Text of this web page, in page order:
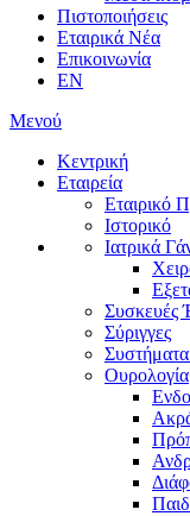
Πιστοποιήσεις
Εταιρικά Νέα
Επικοινωνία
EN
Μενού
Κεντρική
Εταιρεία
Εταιρικό
Ιστορικό
Ιατρικά
Συσκευές
Σύριγγες
Ουρολογία